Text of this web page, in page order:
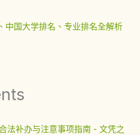
国大学排名、专业排名全解析
法补办与注意事项指南 - 文凭之